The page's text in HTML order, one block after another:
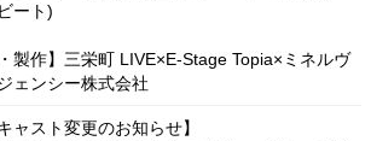
ート)
・製作】三栄町 LIVE×E-Stage Topia×ミネルヴ
ェンシー株式会社
ャスト変更のお知らせ】